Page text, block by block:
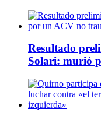
Resultado
Solari: murió